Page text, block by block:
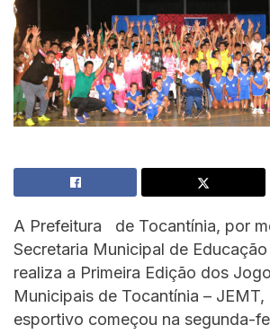
A Prefeitura de Tocantínia, por
Secretaria Municipal de
realiza a Primeira Edição dos
Municipais de Tocantínia –
esportivo começou na segunda-